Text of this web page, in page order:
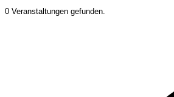
0 Veranstaltungen gefunden.